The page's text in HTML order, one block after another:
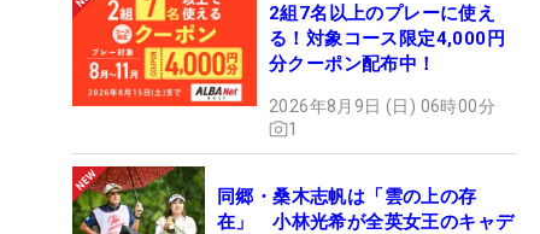
2組7名以上のプレーに使え
る！対象コース限定4,000円
分クーポン配布中！
2026年8月9日 (日) 06時00分
1
同郷・桑木志帆は「雲の上の存
在」 小林光希が全英女王のキャデ